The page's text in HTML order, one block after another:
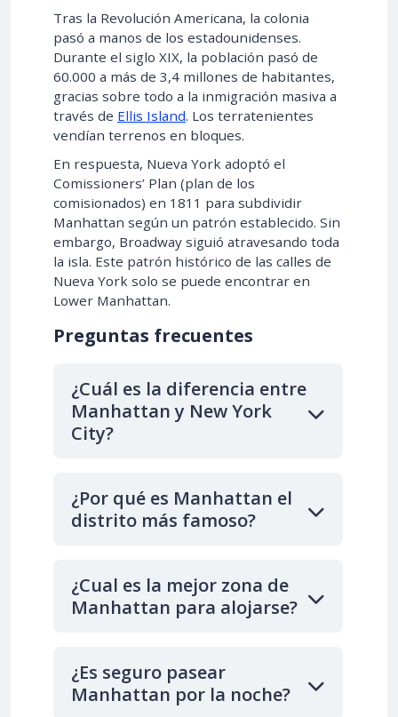
Tras la Revolución Americana, la colonia
pasó a manos de los estadounidenses.
Durante el siglo XIX, la población pasó de
60.000 a más de 3,4 millones de habitantes,
gracias sobre todo a la inmigración masiva a
través de Ellis Island. Los terratenientes
vendían terrenos en bloques.
En respuesta, Nueva York adoptó el
Comissioners’ Plan (plan de los
comisionados) en 1811 para subdividir
Manhattan según un patrón establecido. Sin
embargo, Broadway siguió atravesando toda
la isla. Este patrón histórico de las calles de
Nueva York solo se puede encontrar en
Lower Manhattan.
Preguntas frecuentes
¿Cuál es la diferencia entre
Manhattan y New York
City?
¿Por qué es Manhattan el
distrito más famoso?
¿Cual es la mejor zona de
Manhattan para alojarse?
¿Es seguro pasear
Manhattan por la noche?